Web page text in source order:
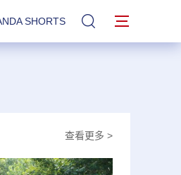
SHORTS 站內搜索
查看更多 >